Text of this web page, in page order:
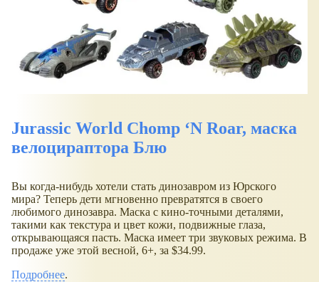
Jurassic World Chomp ‘N Roar, маска
велоцираптора Блю
Вы когда-нибудь хотели стать динозавром из Юрского
мира? Теперь дети мгновенно превратятся в своего
любимого динозавра. Маска с кино-точными деталями,
такими как текстура и цвет кожи, подвижные глаза,
открывающаяся пасть. Маска имеет три звуковых режима. В
продаже уже этой весной, 6+, за $34.99.
Подробнее.